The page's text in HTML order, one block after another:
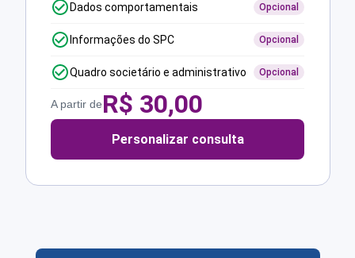
Dados comportamentais Opcional
Informações do SPC Opcional
Quadro societário e administrativo Opcional
A partir deR$ 30,00
Personalizar consulta